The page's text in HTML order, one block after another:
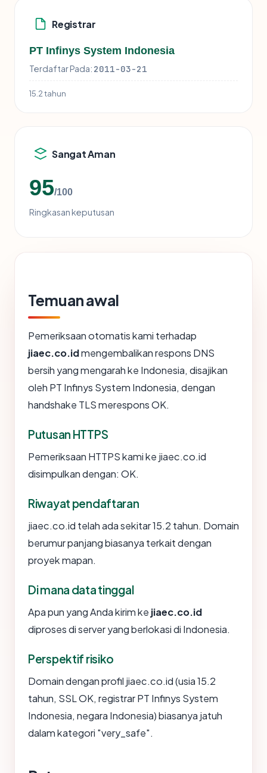
Registrar
PT Infinys System Indonesia
Terdaftar Pada: 2011-03-21
15.2 tahun
Sangat Aman
95/100
Ringkasan keputusan
Temuan awal
Pemeriksaan otomatis kami terhadap
jiaec.co.idmengembalikan respons DNS
bersih yang mengarah ke Indonesia, disajikan
oleh PT Infinys System Indonesia, dengan
handshake TLS merespons OK.
Putusan HTTPS
Pemeriksaan HTTPS kami ke jiaec.co.id
disimpulkan dengan: OK.
Riwayat pendaftaran
jiaec.co.id telah ada sekitar 15.2 tahun. Domain
berumur panjang biasanya terkait dengan
proyek mapan.
Di mana data tinggal
Apa pun yang Anda kirim ke jiaec.co.id
diproses di server yang berlokasi di Indonesia.
Perspektif risiko
Domain dengan profil jiaec.co.id (usia 15.2
tahun, SSL OK, registrar PT Infinys System
Indonesia, negara Indonesia) biasanya jatuh
dalam kategori "very_safe".